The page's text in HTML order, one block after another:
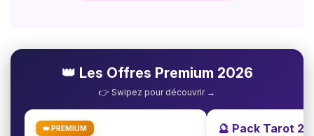
👑 Les Offres Premium 2026
👉 Swipez pour découvrir →
👑 PREMIUM 🔮 Pack Tarot